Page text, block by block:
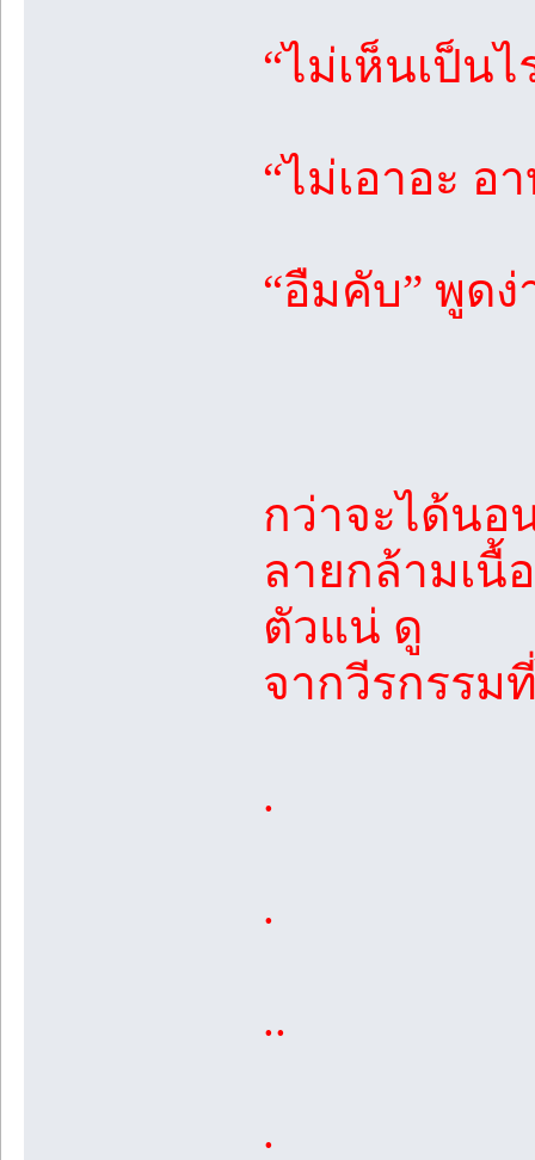
“ไม่เห็นเป็นไ
“ไม่เอาอะ อ
“อืมคับ” พูดง่
กว่าจะได้น
ลายกล้ามเนื้
ตัวแน่ ดู
จากวีรกรรม
.
.
..
.